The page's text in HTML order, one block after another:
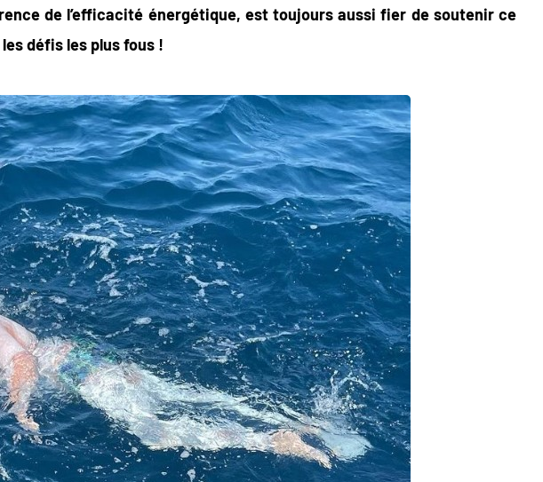
de l’efficacité énergétique, est toujours aussi fier de soutenir ce
défis les plus fous !